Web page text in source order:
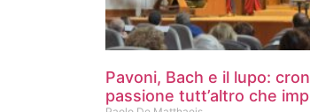
Pavoni, Bach e il lupo:
passione tutt’altro che